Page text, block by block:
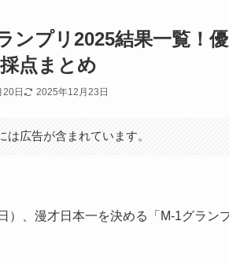
ンプリ2025結果一覧！
点まとめ
日 2025年12月23日
は広告が含まれています。
）、漫才日本一を決める「M-1グラ